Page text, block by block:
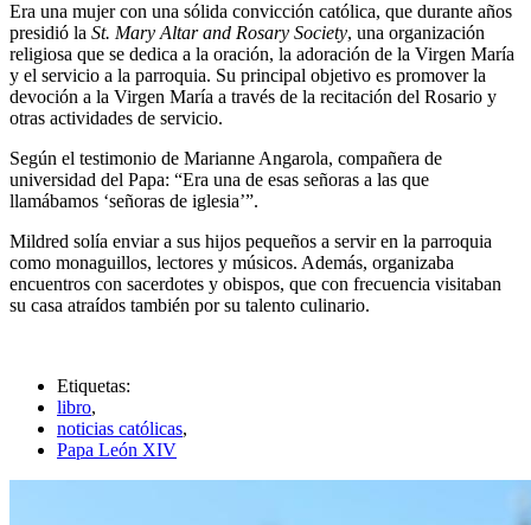
Era una mujer con una sólida convicción católica, que durante años
presidió la St. Mary Altar and Rosary Society, una organización
religiosa que se dedica a la oración, la adoración de la Virgen María
y el servicio a la parroquia. Su principal objetivo es promover la
devoción a la Virgen María a través de la recitación del Rosario y
otras actividades de servicio.
Según el testimonio de Marianne Angarola, compañera de
universidad del Papa: “Era una de esas señoras a las que
llamábamos ‘señoras de iglesia’”.
Mildred solía enviar a sus hijos pequeños a servir en la parroquia
como monaguillos, lectores y músicos. Además, organizaba
encuentros con sacerdotes y obispos, que con frecuencia visitaban
su casa atraídos también por su talento culinario.
Etiquetas:
libro,
noticias católicas,
Papa León XIV